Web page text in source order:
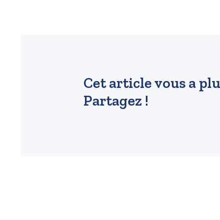
Cet article vous a
Partagez !